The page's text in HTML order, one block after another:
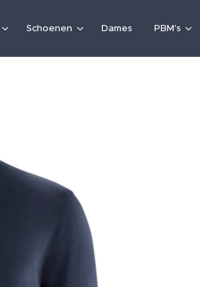
Schoenen Dames PBM's